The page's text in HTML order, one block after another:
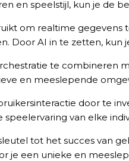
en speelstijl, kun je de
om realtime gegevens
Door AI in te zetten,
te combineren
en meeslepende
door te
speelervaring van elke
tot het succes van
je een unieke en